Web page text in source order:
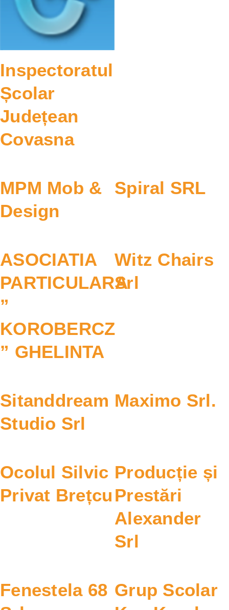
Inspectoratul
Școlar
Județean
Covasna
MPM Mob &
Design
Spiral SRL
ASOCIATIA
PARTICULARA
”
KOROBERCZ
” GHELINTA
Witz Chairs
Srl
Sitanddream
Studio Srl
Maximo Srl.
Ocolul Silvic
Privat Brețcu
Producție și
Prestări
Alexander
Srl
Fenestela 68 Grup Scolar